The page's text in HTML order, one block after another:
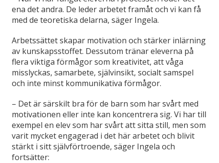
ena det andra. De leder arbetet framåt och vi kan få
med de teoretiska delarna, säger Ingela.
Arbetssättet skapar motivation och stärker inlärning
av kunskapsstoffet. Dessutom tränar eleverna på
flera viktiga förmågor som kreativitet, att våga
misslyckas, samarbete, självinsikt, socialt samspel
och inte minst kommunikativa förmågor.
– Det är särskilt bra för de barn som har svårt med
motivationen eller inte kan koncentrera sig. Vi har till
exempel en elev som har svårt att sitta still, men som
varit mycket engagerad i det här arbetet och blivit
stärkt i sitt självförtroende, säger Ingela och
fortsätter: